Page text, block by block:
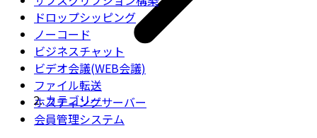
ドロップシッピング
ノーコード
ビジネスチャット
ビデオ会議(WEB会議)
ファイル転送
ホスティングサーバー
会員管理システム
カテゴリー